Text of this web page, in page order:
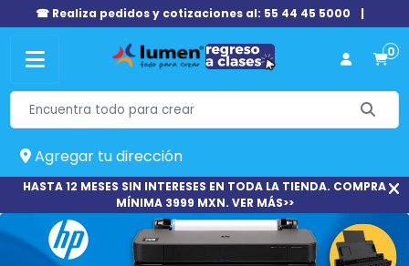
☎ Realiza pedidos y cotizaciones al: 55 44 45 5000 |
0
Agregar tu dirección
HASTA 12 MESES SIN INTERESES EN TODA LA TIENDA. COMPRA
MÍNIMA 3999 MXN. VER MÁS>>